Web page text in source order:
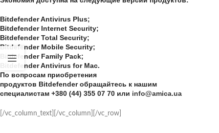
Bitdefender Antivirus Plus;
Bitdefender Internet Security;
Bitdefender Total Security;
Bitdefender Mobile Security;
Bitdefender Family Pack;
Bitdefender Antivirus for Mac.
По вопросам приобретения
продуктов Bitdefenderобращайтесь к нашим
специалистам +380 (44) 355 07 70 или info@amica.ua
[/vc_column_text][/vc_column][/vc_row]